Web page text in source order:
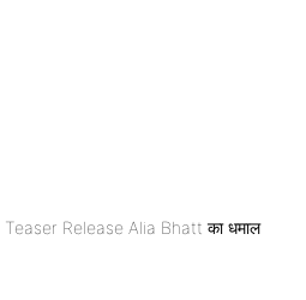
Release Alia Bhatt का धमाल